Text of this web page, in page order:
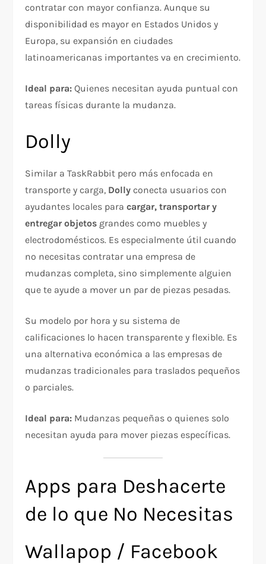
contratar con mayor confianza. Aunque su
disponibilidad es mayor en Estados Unidos y
Europa, su expansión en ciudades
latinoamericanas importantes va en crecimiento.
Ideal para: Quienes necesitan ayuda puntual con
tareas físicas durante la mudanza.
Dolly
Similar a TaskRabbit pero más enfocada en
transporte y carga, Dolly conecta usuarios con
ayudantes locales paracargar, transportar y
entregar objetos grandes como muebles y
electrodomésticos. Es especialmente útil cuando
no necesitas contratar una empresa de
mudanzas completa, sino simplemente alguien
que te ayude a mover un par de piezas pesadas.
Su modelo por hora y su sistema de
calificaciones lo hacen transparente y flexible. Es
una alternativa económica a las empresas de
mudanzas tradicionales para traslados pequeños
o parciales.
Ideal para: Mudanzas pequeñas o quienes solo
necesitan ayuda para mover piezas específicas.
Apps para Deshacerte
de lo que No Necesitas
Wallapop / Facebook